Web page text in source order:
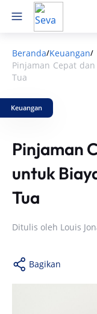
Beranda/Keuangan/
Pinjaman Cepat
Tua
Keuangan
Pinjaman
untuk
Tua
Ditulis oleh Louis
Bagikan